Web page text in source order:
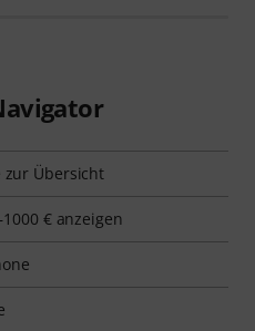
zur Übersicht
€ anzeigen